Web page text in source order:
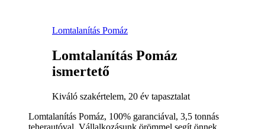
Lomtalanítás Pomáz
Lomtalanítás Pomáz
ismertető
Kiváló szakértelem, 20 év tapasztalat
Lomtalanítás Pomáz, 100% garanciával, 3,5 tonnás
teherautóval. Vállalkozásunk örömmel segít önnek